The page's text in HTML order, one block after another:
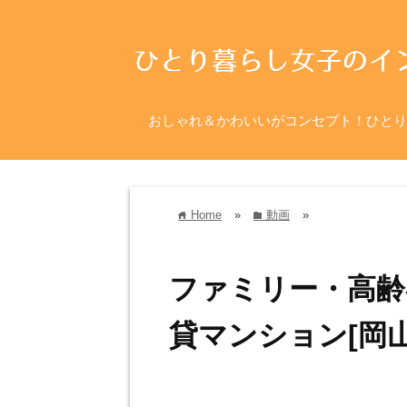
おしゃれ＆かわいいがコンセプト！ひと
home Home » folder 動画 »
ファミリー・高
貸マンション[岡